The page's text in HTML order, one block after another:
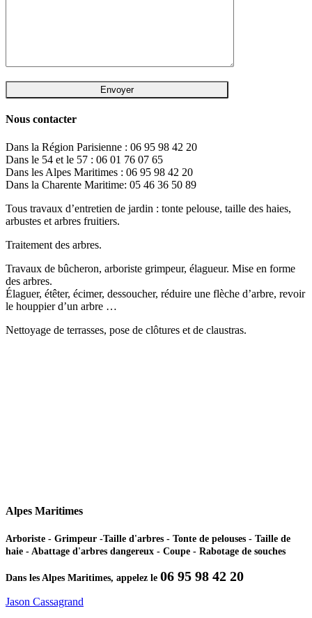
Nous contacter
Dans la Région Parisienne : 06 95 98 42 20
Dans le 54 et le 57 : 06 01 76 07 65
Dans les Alpes Maritimes : 06 95 98 42 20
Dans la Charente Maritime: 05 46 36 50 89
Tous travaux d’entretien de jardin : tonte pelouse, taille des haies,
arbustes et arbres fruitiers.
Traitement des arbres.
Travaux de bûcheron, arboriste grimpeur, élagueur. Mise en forme
des arbres.
Élaguer, étêter, écimer, dessoucher, réduire une flèche d’arbre, revoir
le houppier d’un arbre …
Nettoyage de terrasses, pose de clôtures et de claustras.
Alpes Maritimes
Arboriste - Grimpeur -Taille d'arbres - Tonte de pelouses - Taille de
haie - Abattage d'arbres dangereux - Coupe - Rabotage de souches
Dans les Alpes Maritimes, appelez le 06 95 98 42 20
Jason Cassagrand